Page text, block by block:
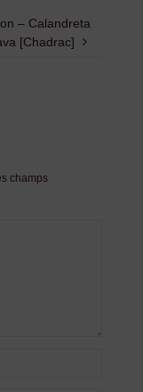
– Calandreta
[Chadrac]
champs